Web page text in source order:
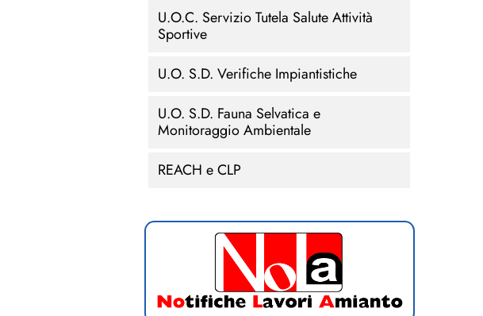
U.O.C. Servizio Tutela Salute Attività
Sportive
U.O. S.D. Verifiche Impiantistiche
U.O. S.D. Fauna Selvatica e
Monitoraggio Ambientale
REACH e CLP